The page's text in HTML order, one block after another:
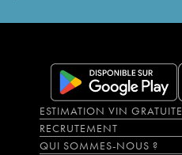
ESTIMATION VIN GRATUITE
RECRUTEMENT
QUI SOMMES-NOUS ?